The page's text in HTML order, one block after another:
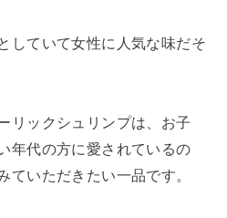
していて女性に人気な味だそ
リックシュリンプは、お子
年代の方に愛されているの
ていただきたい一品です。